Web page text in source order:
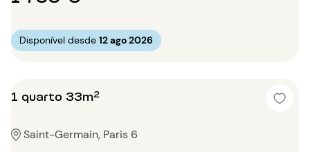
Disponível desde 12 ago 2026
1 quarto 33m²
Saint-Germain, Paris 6